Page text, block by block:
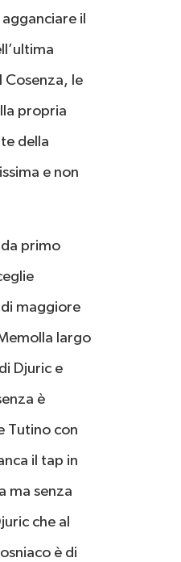
il
Cosenza, le
propria
della
e non
primo
di maggiore
largo
Djuric e
è
Tutino con
il tap in
ma senza
che al
è di